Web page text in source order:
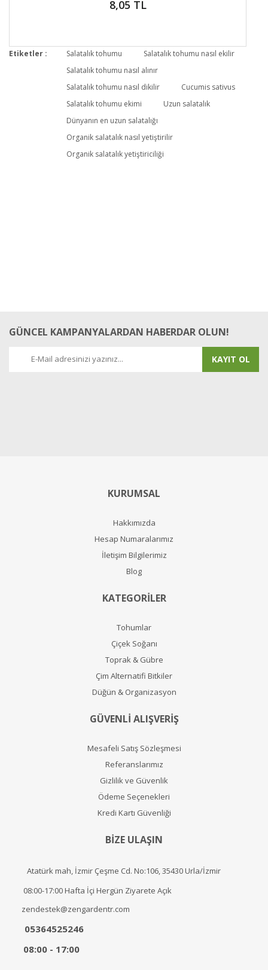
8,05 TL
Etiketler : Salatalık tohumu
Salatalık tohumu nasıl ekilir
Salatalık tohumu nasıl alınır
Salatalık tohumu nasıl dikilir
Cucumis sativus
Salatalık tohumu ekimi
Uzun salatalık
Dünyanın en uzun salatalığı
Organik salatalık nasıl yetiştirilir
Organik salatalık yetiştiriciliği
GÜNCEL KAMPANYALARDAN HABERDAR OLUN!
KAYIT OL
KURUMSAL
Hakkımızda
Hesap Numaralarımız
İletişim Bilgilerimiz
Blog
KATEGORİLER
Tohumlar
Çiçek Soğanı
Toprak & Gübre
Çim Alternatifi Bitkiler
Düğün & Organizasyon
GÜVENLİ ALIŞVERİŞ
Mesafeli Satış Sözleşmesi
Referanslarımız
Gizlilik ve Güvenlik
Ödeme Seçenekleri
Kredi Kartı Güvenliği
BİZE ULAŞIN
Atatürk mah, İzmir Çeşme Cd. No:106, 35430 Urla/İzmir
08:00-17:00 Hafta İçi Hergün Ziyarete Açık
zendestek@zengardentr.com
05364525246
08:00 - 17:00